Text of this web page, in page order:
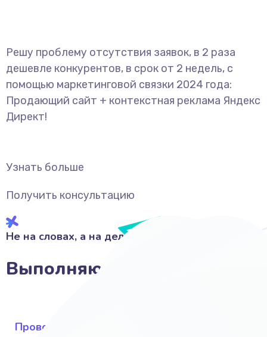
Решу проблему отсутствия заявок, в 2 раза
дешевле конкурентов, в срок от 2 недель, с
помощью маркетинговой связки 2024 года:
Продающий сайт + контекстная реклама Яндекс
Директ!
Узнать больше
Получить консультацию
Не на словах, а на деле!
Выполняю своими руками:
Провожу исследование